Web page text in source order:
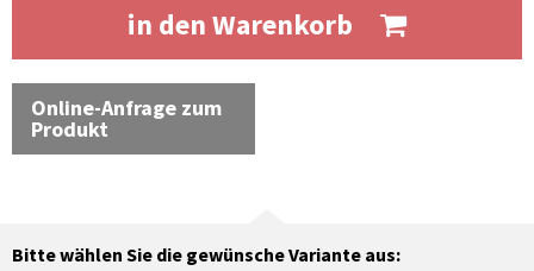
in den Warenkorb
Online-Anfrage zum
Produkt
Bitte wählen Sie die gewünsche Variante aus: